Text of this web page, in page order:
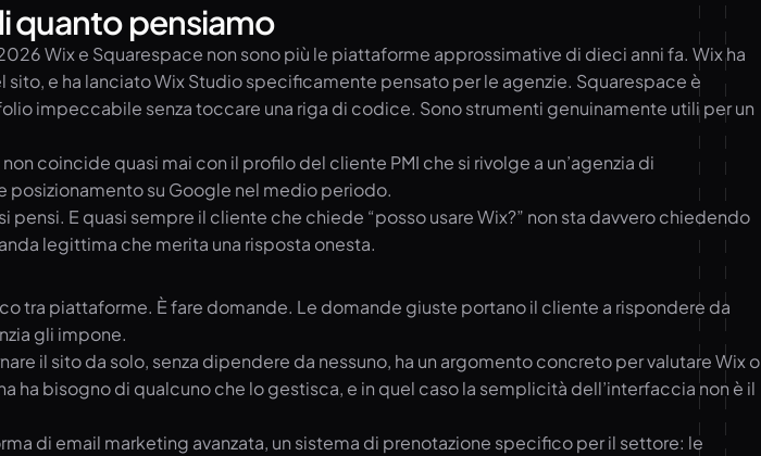
quanto pensiamo
Wix e Squarespace non sono più le piattaforme approssimative di dieci anni fa. Wix ha
e ha lanciato Wix Studio specificamente pensato per le agenzie. Squarespace è
impeccabile senza toccare una riga di codice. Sono strumenti genuinamente utili per un
coincide quasi mai con il profilo del cliente PMI che si rivolge a un’agenzia di
posizionamento su Google nel medio periodo.
E quasi sempre il cliente che chiede “posso usare Wix?” non sta davvero chiedendo
legittima che merita una risposta onesta.
tra piattaforme. È fare domande. Le domande giuste portano il cliente a rispondere da
gli impone.
il sito da solo, senza dipendere da nessuno, ha un argomento concreto per valutare Wix o
bisogno di qualcuno che lo gestisca, e in quel caso la semplicità dell’interfaccia non è il
di email marketing avanzata, un sistema di prenotazione specifico per il settore: le